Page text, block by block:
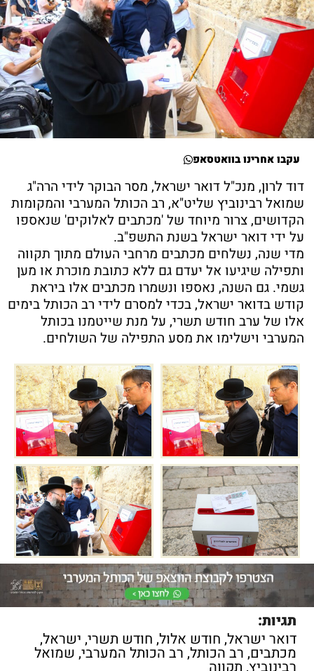
עקבו אחרינו בוואטסאפ
דוד לרון, מנכ"ל דואר ישראל, מסר הבוקר לידי הרה"ג
שמואל רבינוביץ שליט"א, רב הכותל המערבי והמקומות
הקדושים, צרור מיוחד של 'מכתבים לאלוקים' שנאספו
על ידי דואר ישראל בשנת התשפ"ב.
מדי שנה, נשלחים מכתבים מרחבי העולם מתוך תקווה
ותפילה שיגיעו אל יעדם גם ללא כתובת מוכרת או מען
גשמי. גם השנה, נאספו ונשמרו מכתבים אלו ביראת
קודש בדואר ישראל, בכדי למסרם לידי רב הכותל בימים
אלו של ערב חודש תשרי, על מנת שייטמנו בכותל
המערבי וישלימו את מסע התפילה של השולחים.
תגיות:
דואר ישראל, חודש אלול, חודש תשרי, ישראל,
מכתבים, רב הכותל, רב הכותל המערבי, שמואל